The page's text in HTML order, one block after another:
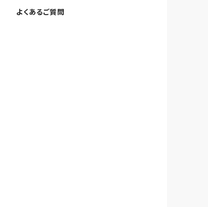
よくあるご質問